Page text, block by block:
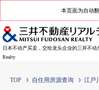
本页面为自动
日本不动产买卖，交给龙头企业的三井不动
Realty
TOP 自住用房源查询 江戸